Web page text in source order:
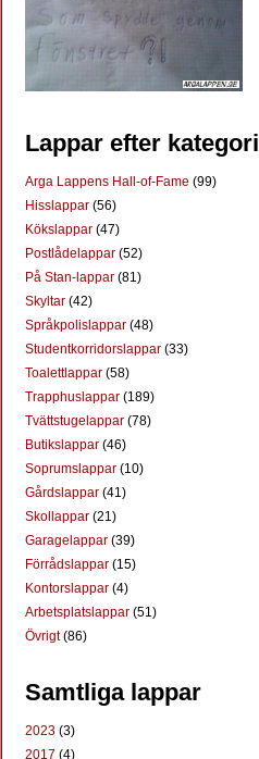
Lappar efter kategori
Arga Lappens Hall-of-Fame (99)
Hisslappar (56)
Kökslappar (47)
Postlådelappar (52)
På Stan-lappar (81)
Skyltar (42)
Språkpolislappar (48)
Studentkorridorslappar (33)
Toalettlappar (58)
Trapphuslappar (189)
Tvättstugelappar (78)
Butikslappar (46)
Soprumslappar (10)
Gårdslappar (41)
Skollappar (21)
Garagelappar (39)
Förrådslappar (15)
Kontorslappar (4)
Arbetsplatslappar (51)
Övrigt(86)
Samtliga lappar
2023 (3)
2017 (4)